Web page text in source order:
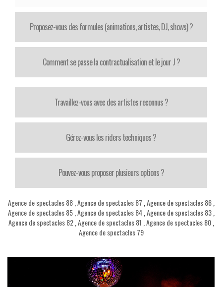
Proposez-vous des formules (animations, artistes, DJ, shows) ?
Comment se passe la contractualisation et le jour J ?
Travaillez-vous avec des artistes reconnus ?
Gérez-vous les riders techniques ?
Pouvez-vous proposer plusieurs options ?
Agence de spectacles 88, Agence de spectacles 87 Agence de spectacles 86,
Agence de spectacles 85, Agence de spectacles 84, Agence de spectacles 83,
Agence de spectacles 82, Agence de spectacles 81 Agence de spectacles 80,
Agence de spectacles 79